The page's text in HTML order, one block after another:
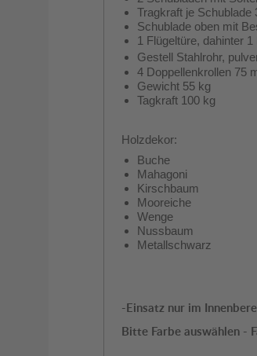
Tragkraft je Schublade
Schublade oben mit
1 Flügeltüre, dahinter
Gestell Stahlrohr,
4 Doppellenkrollen 75
Gewicht 55 kg
Tagkraft 100 kg
Holzdekor:
Buche
Mahagoni
Kirschbaum
Mooreiche
Wenge
Nussbaum
Metallschwarz
-Einsatz nur im
Bitte Farbe auswählen -